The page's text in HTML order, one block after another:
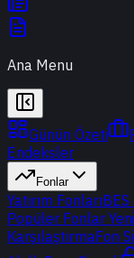
Ana Menu
Günün Özeti
Endeksler
Fonlar
Yatırım FonlarıBES
Popüler Fonlar Yeni
KarşılaştırmaFon